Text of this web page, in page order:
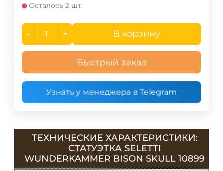
Осталось 2 шт.
- + В корзину
Быстрый заказ
Узнать у менеджера в Telegram
ТЕХНИЧЕСКИЕ ХАРАКТЕРИСТИКИ:
СТАТУЭТКА SELETTI
WUNDERKAMMER BISON SKULL 10899